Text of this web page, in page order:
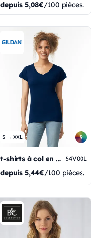
depuis 5,08€/100 pièces.
S → XXL 9
t-shirts à col en V pour femmes Softstyle® 64V00L
depuis 5,44€/100 pièces.